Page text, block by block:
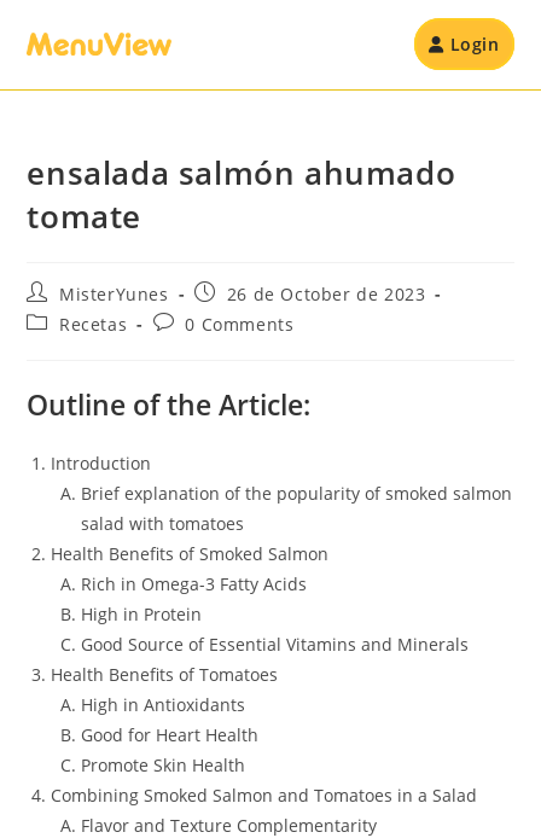
Login
ensalada salmón ahumado
tomate
MisterYunes
26 de October de 2023
Recetas
0 Comments
Outline of the Article:
Introduction
Brief explanation of the popularity of smoked salmon
salad with tomatoes
Health Benefits of Smoked Salmon
Rich in Omega-3 Fatty Acids
High in Protein
Good Source of Essential Vitamins and Minerals
Health Benefits of Tomatoes
High in Antioxidants
Good for Heart Health
Promote Skin Health
Combining Smoked Salmon and Tomatoes in a Salad
Flavor and Texture Complementarity